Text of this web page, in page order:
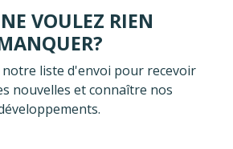
VOULEZ RIEN
notre liste d'envoi pour recevoir
nouvelles et connaître nos